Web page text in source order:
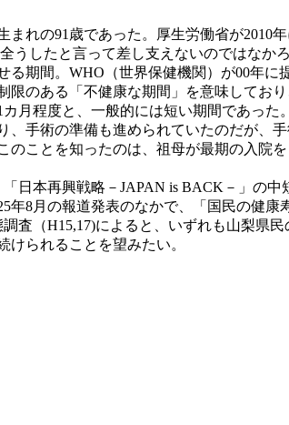
れの91歳であった。厚生労働省が2010
うしたと言って差し支えないのではなかろ
期間。WHO（世界保健機関）が00年
のある「不健康な期間」を意味してお
月程度と、一般的には短い期間であった
手術の準備も進められていたのだが、
のことを知ったのは、祖母が最期の入院
日本再興戦略－JAPAN is BACK － 」の
年8月の報道発表のなかで、「国民の健
査（H15,17)によると、いずれも山梨県
られることを望みたい。